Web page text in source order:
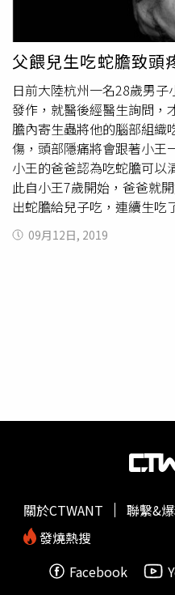
可能性極大，食用之前一定
父餵兒生吃蛇膽致
日前大陸杭州一名28歲男
發作，就醫後經醫生詢問，
膽內寄生蟲將他的腦部組織
傷，頭部隱痛將會跟著小王
小王的爸爸認為吃蛇膽可以
此自小王7歲開始，爸爸就
出蛇膽給兒子吃，連續生吃
感到頭疼欲裂，且出現癲癇
情況，家人帶他到醫院檢查
仍時不時伴隨著頭疼狀況。
09月12日, 2019
關於CTWANT 聯繫&
發燒熱搜
Facebook